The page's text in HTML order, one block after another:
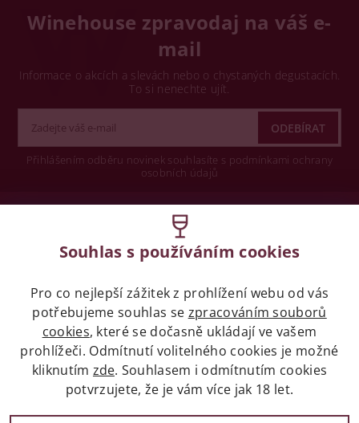
Winehouse zpravodaj na váš e-
mail
Informace o akcích a slevách nebo o chystaných degustacích.
To si nenechte ujít.
Přihlášením odběru novinek souhlasíte s podmínkami ochrany
osobních údajů
Legislativa
Zákaz prodeje alkoholických nápojů osobám
mladších 18 let.
Naše služby
Souhlas s používáním cookies
Pro co nejlepší zážitek z prohlížení webu od vás
potřebujeme souhlas se zpracováním souborů
cookies, které se dočasně ukládají ve vašem
prohlížeči. Odmítnutí volitelného cookies je možné
kliknutím zde. Souhlasem i odmítnutím cookies
potvrzujete, že je vám více jak 18 let.